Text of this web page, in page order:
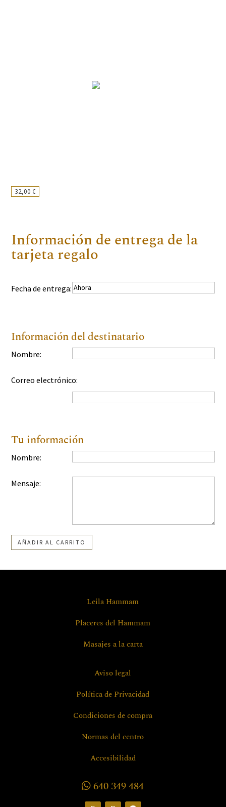
32,00€
Información de entrega de la
tarjeta regalo
Fecha de entrega:
Información del destinatario
Nombre:
Correo electrónico:
Tu información
Nombre:
Mensaje:
AÑADIR AL CARRITO
Leila Hammam
Placeres del Hammam
Masajes a la carta
Aviso legal
Política de Privacidad
Condiciones de compra
Normas del centro
Accesibilidad
640 349 484